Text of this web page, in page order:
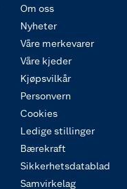
Om oss
Nyheter
Våre merkevarer
Våre kjeder
Kjøpsvilkår
Personvern
Cookies
Ledige stillinger
Bærekraft
Sikkerhetsdatablad
Samvirkelag